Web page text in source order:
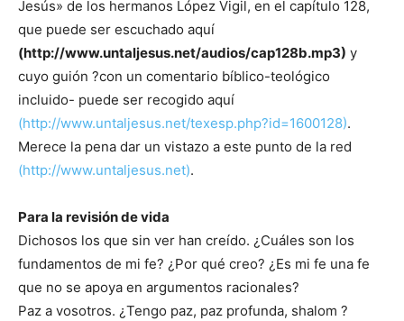
Jesús» de los hermanos López Vigil, en el capítulo 128,
que puede ser escuchado aquí
(http://www.untaljesus.net/audios/cap128b.mp3) y
cuyo guión ?con un comentario bíblico-teológico
incluido- puede ser recogido aquí
(http://www.untaljesus.net/texesp.php?id=1600128).
Merece la pena dar un vistazo a este punto de la red
(http://www.untaljesus.net).
Para la revisión de vida
Dichosos los que sin ver han creído. ¿Cuáles son los
fundamentos de mi fe? ¿Por qué creo? ¿Es mi fe una fe
que no se apoya en argumentos racionales?
Paz a vosotros. ¿Tengo paz, paz profunda, shalom ?